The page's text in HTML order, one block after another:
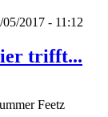
2017 - 11:12
trifft...
Feetz